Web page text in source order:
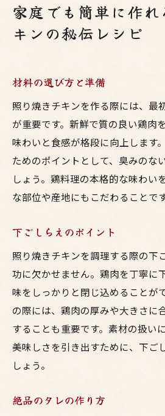
余った照り焼きチキン
鳥料理の王道照り焼きチキン
新鮮な鶏肉の選び方
下味の付け方
焼く際の火加減
タレの絡め方
風味を引き立てる調味料
美味しく仕上げるため
甘辛いタレが絶品！照り焼き
タレのアレンジ方法
焼き加減の見極め方
オーブンを使った調理法
タレが決め手！照り焼
ポイント
家庭でも簡単に作れ
キンの秘伝レシピ
材料の選び方と準備
照り焼きチキンを作る際には、最
が重要です。新鮮で質の良い鶏肉
味わいと食感が格段に向上します
ためのポイントとして、臭みのな
しょう。鶏料理の本格的な味わい
な部位や産地にもこだわることです
下ごしらえのポイント
照り焼きチキンを調理する際の下
功に欠かせません。鶏肉を丁寧に
味をしっかりと閉じ込めることが
の際には、鶏肉の厚みや大きさに
することも重要です。素材の扱い
美味しさを引き出すために、下ご
しょう。
絶品のタレの作り方